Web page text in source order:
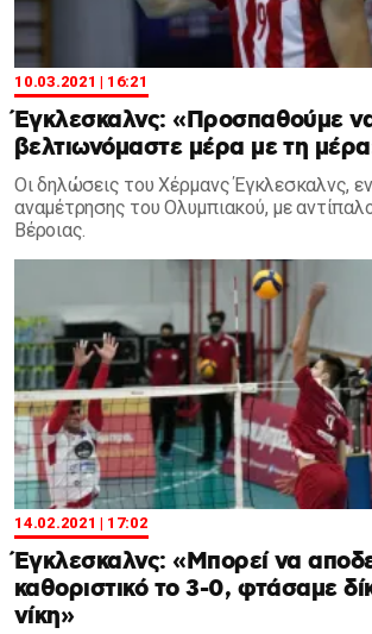
10.03.2021 | 16:21
Έγκλεσκαλνς: «Προσπαθούμε
βελτιωνόμαστε μέρα με τη
Οι δηλώσεις του Χέρμανς Έγκλεσκαλνς,
αναμέτρησης του Ολυμπιακού, με
Βέροιας.
14.02.2021 | 17:02
Έγκλεσκαλνς: «Μπορεί να
καθοριστικό το 3-0, φτάσαμε
νίκη»